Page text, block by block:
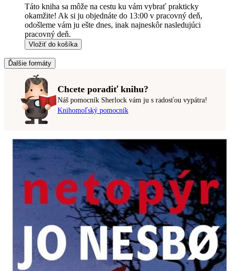
Táto kniha sa môže na cestu ku vám vybrať prakticky
okamžite! Ak si ju objednáte do 13:00 v pracovný deň,
odošleme vám ju ešte dnes, inak najneskôr nasledujúci
pracovný deň.
Vložiť do košíka
Ďalšie formáty
Chcete poradiť knihu?
Náš pomocník Sherlock vám ju s radosťou vypátra!
Knihomoľský pomocník